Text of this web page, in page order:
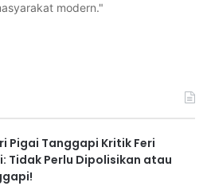
modern."
Pigai Tanggapi Kritik Feri
Tidak Perlu Dipolisikan atau